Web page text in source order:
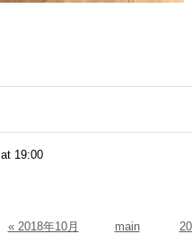
at 19:00
« 2018年10月 main